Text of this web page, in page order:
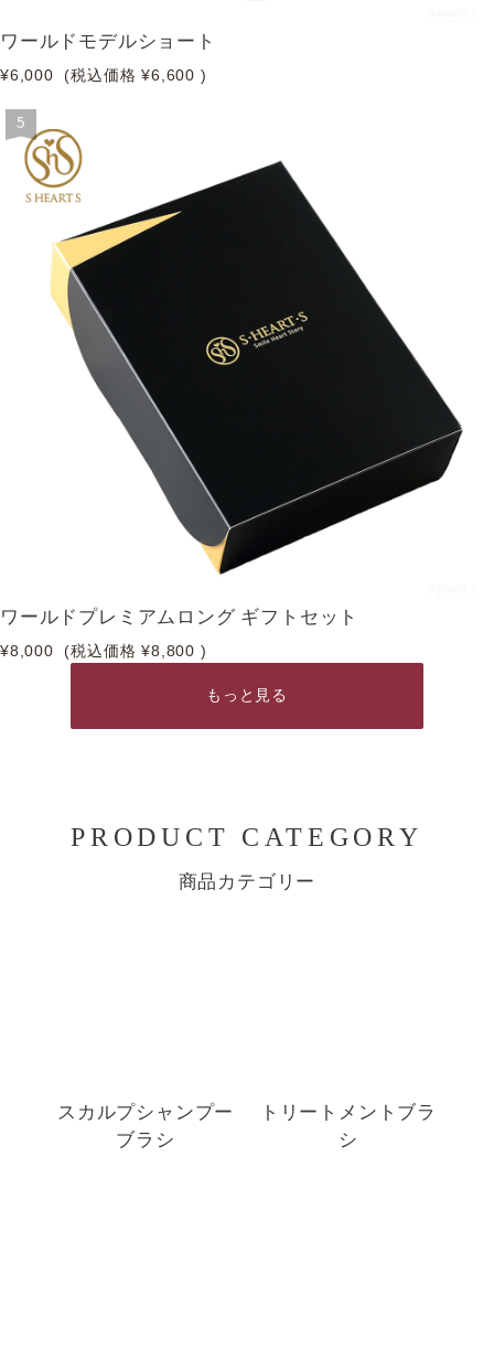
ワールドモデルショート
¥6,000 (税込価格 ¥6,600 )
5
ワールドプレミアムロング ギフトセット
¥8,000 (税込価格 ¥8,800 )
もっと見る
PRODUCT CATEGORY
商品カテゴリー
スカルプシャンプー
ブラシ
トリートメントブラ
シ